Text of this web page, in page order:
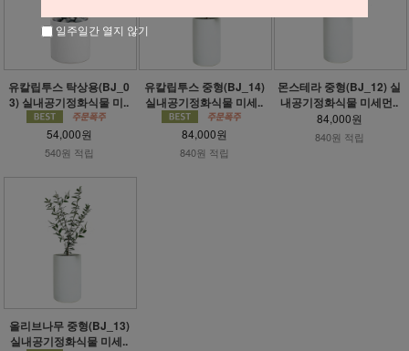
유칼립투스 탁상용(BJ_0
3) 실내공기정화식물 미..
54,000원
540원 적립
유칼립투스 중형(BJ_14)
실내공기정화식물 미세..
84,000원
840원 적립
몬스테라 중형(BJ_12) 실
내공기정화식물 미세먼..
84,000원
840원 적립
올리브나무 중형(BJ_13)
실내공기정화식물 미세..
일주일간 열지 않기